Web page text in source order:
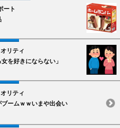
ト
リティ
を好きにならない」
リティ
ブームｗｗいまや出会い